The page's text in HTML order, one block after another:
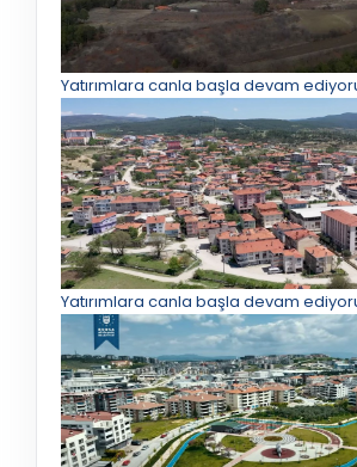
Yatırımlara canla başla devam
Yatırımlara canla başla devam